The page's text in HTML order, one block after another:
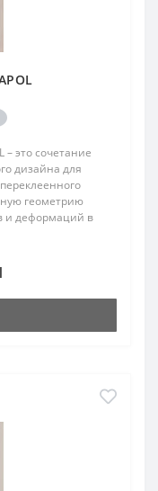
– это сочетание
дизайна для
геометрию
и деформаций в